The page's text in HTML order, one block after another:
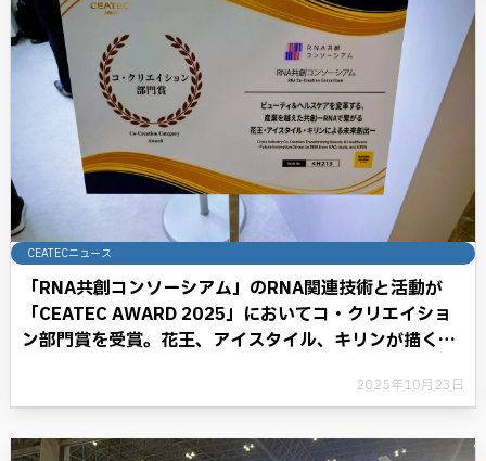
CEATECニュース
「RNA共創コンソーシアム」のRNA関連技術と活動が
「CEATEC AWARD 2025」においてコ・クリエイショ
ン部門賞を受賞。花王、アイスタイル、キリンが描く
2025年10月23日